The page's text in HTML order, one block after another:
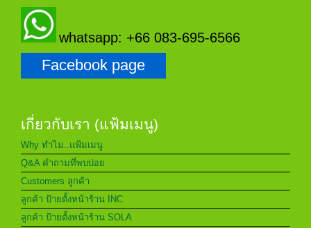
whatsapp: +66 083-695-6566
Facebook page
เกี่ยวกับเรา (แฟ้มเมนู)
Why ทำไม..แฟ้มเมนู
Q&A คำถามที่พบบ่อย
Customers ลูกค้า
ลูกค้า ป้ายตั้งหน้าร้าน INC
ลูกค้า ป้ายตั้งหน้าร้าน SOLA